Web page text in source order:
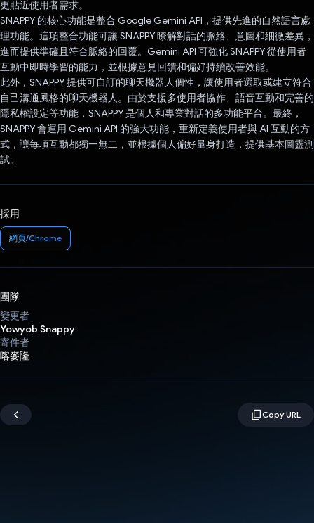
更貼近使用者需求。
SNAPPY 的核心功能是整合 Google Gemini API，提供先進的自然語言處
理功能。這項整合功能可讓 SNAPPY 瞭解對話的脈絡、意圖和細微差異，
進而提供準確且符合脈絡的回覆。Gemini API 可強化 SNAPPY 從使用者
互動中即時學習的能力，並根據意見回饋和偏好持續改善效能。
此外，SNAPPY 提供可自訂的聊天機器人個性，讓使用者選取或建立符合
自己溝通風格的聊天機器人。由於支援多使用者協作、語音互動和完善的
隱私權設定等功能，SNAPPY 是個人和專業對話的多功能平台。最終，
SNAPPY 會運用 Gemini API 的強大功能，重新定義使用者與 AI 互動的方
式，讓每項互動都獨一無二，並根據個人偏好量身打造，提供基本圖靈測
試。
採用
網頁/Chrome
團隊
變更者
Yowyob Snappy
寄件者
喀麥隆